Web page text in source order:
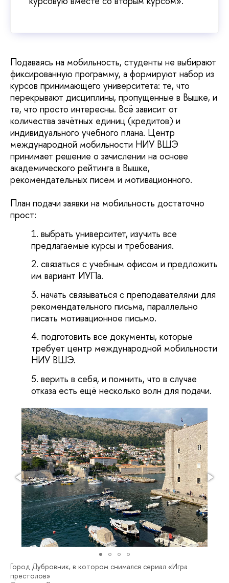
Подаваясь на мобильность, студенты не выбирают
фиксированную программу, а формируют набор из
курсов принимающего университета: те, что
перекрывают дисциплины, пропущенные в Вышке, и
те, что просто интересны. Всё зависит от
количества зачётных единиц (кредитов) и
индивидуального учебного плана. Центр
международной мобильности НИУ ВШЭ
принимает решение о зачислении на основе
академического рейтинга в Вышке,
рекомендательных писем и мотивационного.
План подачи заявки на мобильность достаточно
прост:
выбрать университет, изучить все
предлагаемые курсы и требования.
связаться с учебным офисом и предложить
им вариант ИУПа.
начать связываться с преподавателями для
рекомендательного письма, параллельно
писать мотивационное письмо.
подготовить все документы, которые
требует центр международной мобильности
НИУ ВШЭ.
верить в себя, и помнить, что в случае
отказа есть ещё несколько волн для подачи.
Город Дубровник, в котором снимался сериал «Игра
престолов»